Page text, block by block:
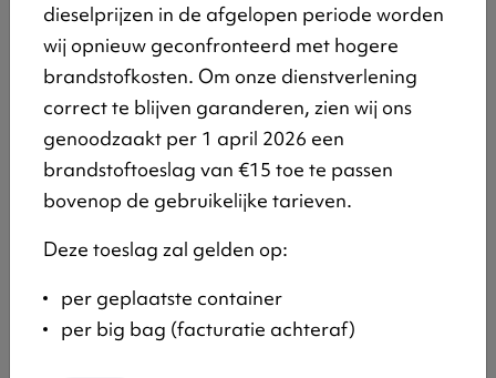
Afgedankte elektrische en elektronische
apparatuur
Afvalbanden
Puin
Afgewerkte olie
Gevaarlijke afvalstoffen
Asbesthoudende afvalstoffen
Afgedankte apparatuur en recipiënten met
ozonafbrekende stoffen
Afvallandbouwfolies
Afgedankte batterijen en accu’s
dieselprijzen in de afgelopen periode worden
wij opnieuw geconfronteerd met hogere
brandstofkosten. Om onze dienstverlening
correct te blijven garanderen, zien wij ons
genoodzaakt per 1 april 2026 een
brandstoftoeslag van €15 toe te passen
bovenop de gebruikelijke tarieven.
Deze toeslag zal gelden op:
per geplaatste container
per big bag (facturatie achteraf)